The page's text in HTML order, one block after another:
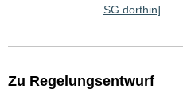
SG dorthin]
Zu Regelungsentwurf